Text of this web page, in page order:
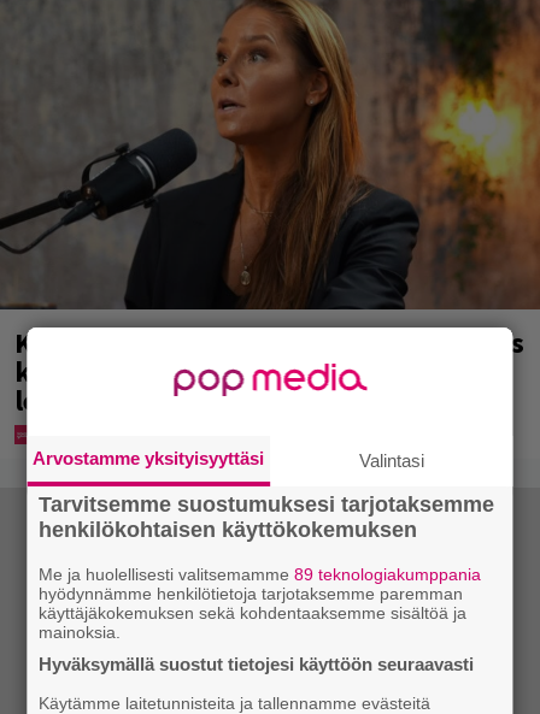
Karita Tykän ja Sami Saikkosen rakkaus
kukoistaa – vähäpukeista hempeilyä ja
leveitä virnistyksiä laiturilla
Arvostamme yksityisyyttäsi Valintasi
Tarvitsemme suostumuksesi tarjotaksemme
henkilökohtaisen käyttökokemuksen
Me ja huolellisesti valitsemamme89 teknologiakumppania
hyödynnämme henkilötietoja tarjotaksemme paremman
käyttäjäkokemuksen sekä kohdentaaksemme sisältöä ja
mainoksia.
Hyväksymällä suostut tietojesi käyttöön seuraavasti
Käytämme laitetunnisteita ja tallennamme evästeitä